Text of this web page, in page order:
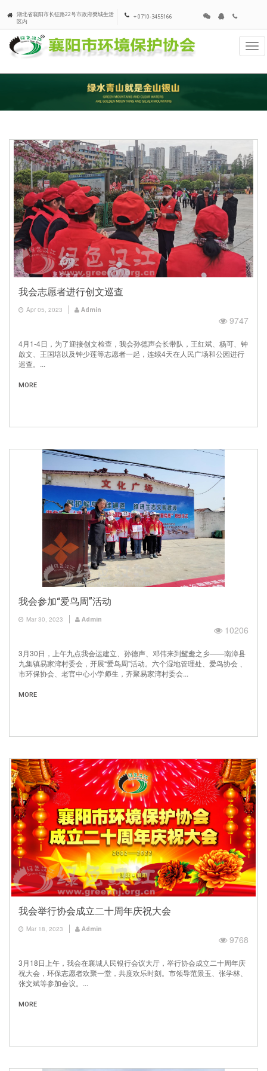
湖北省襄阳市长征路22号市政府樊城生活
区内
+ 0710-3455166
我会志愿者进行创文巡查
Apr 05, 2023 Admin
9747
4月1-4日，为了迎接创文检查，我会孙德声会长带队，王红斌、杨可、钟
啟文、王国培以及钟少莲等志愿者一起，连续4天在人民广场和公园进行
巡查。...
MORE
我会参加“爱鸟周”活动
Mar 30, 2023 Admin
10206
3月30日，上午九点我会运建立、孙德声、邓伟来到鸳鸯之乡——南漳县
九集镇易家湾村委会，开展“爱鸟周”活动。六个湿地管理处、爱鸟协会 、
市环保协会、老官中心小学师生，齐聚易家湾村委会...
MORE
我会举行协会成立二十周年庆祝大会
Mar 18, 2023 Admin
9768
3月18日上午，我会在襄城人民银行会议大厅，举行协会成立二十周年庆
祝大会，环保志愿者欢聚一堂，共度欢乐时刻。市领导范景玉、张学林、
张文斌等参加会议。...
MORE